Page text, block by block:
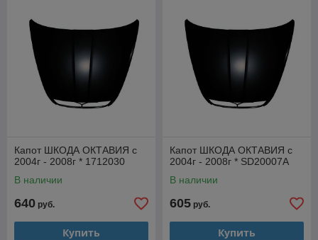
Капот ШКОДА ОКТАВИЯ с
2004г - 2008г * 1712030
В наличии
640 руб.
Купить
Капот ШКОДА ОКТАВИЯ с
2004г - 2008г * SD20007A
В наличии
605 руб.
Купить